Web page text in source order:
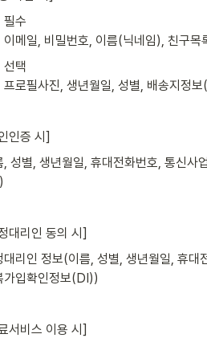
필수
이메일, 비밀번호, 이름(닉네임), 친구
선택
프로필사진, 생년월일, 성별, 배송지정
인증 시]
, 성별, 생년월일, 휴대전화번호, 통신
대리인 동의 시]
대리인 정보(이름, 성별, 생년월일, 휴
가입확인정보(DI))
서비스 이용 시]